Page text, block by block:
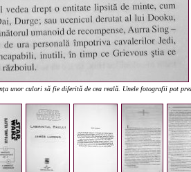
unor culori să fie diferită de cea reală. Unele fotografii pot